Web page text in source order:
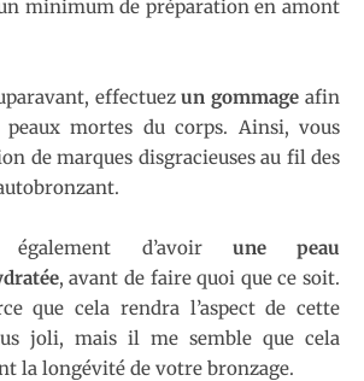
minimum de préparation en amont
effectuezun gommage afin
peaux mortes du corps. Ainsi, vous
de marques disgracieuses au fil des
également d’avoir une peau
, avant de faire quoi que ce soit.
que cela rendra l’aspect de cette
joli, mais il me semble que cela
la longévité de votre bronzage.